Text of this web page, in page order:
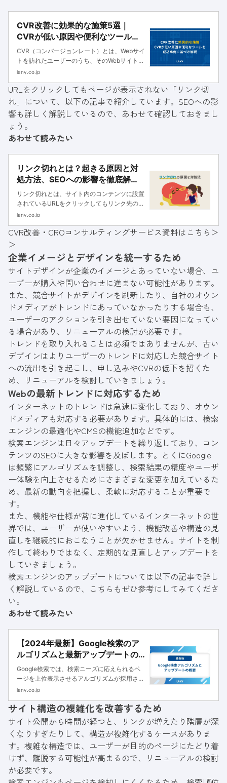
CVR改善に効果的な施策5選｜
CVRが低い原因や便利なツールを
成功事例に基づき解説
CVR（コンバージョンレート）とは、Webサイ
トを訪れたユーザーのうち、そのWebサイトの
最終成果（コンバージョン）に至ったユーザー
るものの、なかなか数字が伸びずに苦戦してい
るマーケティング担当...
lany.co.jp
URLをクリックしてもページが表示されない「リンク切
れ」について、以下の記事で紹介しています。SEOへの影
響も詳しく解説しているので、あわせて確認しておきまし
ょう。
あわせて読みたい
リンク切れとは？起きる原因と対
処方法、SEOへの影響を徹底解
説！
リンク切れとは、サイト内のコンテンツに設置
されているURLをクリックしてもリンク先のペ
ージが表示されない現象を指します。今回はリ
響について詳しく解説します。
lany.co.jp
CVR改善・CROコンサルティングサービス資料はこちら＞
＞
企業イメージとデザインを統一するため
サイトデザインが企業のイメージとあっていない場合、ユ
ーザーが購入や問い合わせに進まない可能性があります。
また、競合サイトがデザインを刷新したり、自社のオウン
ドメディアがトレンドにあっていなかったりする場合も、
ユーザーのアクションを引き出せていない要因になってい
る場合があり、リニューアルの検討が必要です。
トレンドを取り入れることは必須ではありませんが、古い
デザインはよりユーザーのトレンドに対応した競合サイト
への流出を引き起こし、申し込みやCVRの低下を招くた
め、リニューアルを検討していきましょう。
Webの最新トレンドに対応するため
インターネットのトレンドは急速に変化しており、オウン
ドメディアも対応する必要があります。具体的には、検索
エンジンの最適化やCMSの機能追加などです。
検索エンジンは日々アップデートを繰り返しており、コン
テンツのSEOに大きな影響を及ぼします。とくにGoogle
は頻繁にアルゴリズムを調整し、検索結果の精度やユーザ
ー体験を向上させるためにさまざまな変更を加えているた
め、最新の動向を把握し、柔軟に対応することが重要で
す。
また、機能や仕様が常に進化しているインターネットの世
界では、ユーザーが使いやすいよう、機能改善や構造の見
直しを継続的におこなうことが欠かせません。サイトを制
作して終わりではなく、定期的な見直しとアップデートを
していきましょう。
検索エンジンのアップデートについては以下の記事で詳し
く解説しているので、こちらもぜひ参考にしてみてくださ
い。
あわせて読みたい
【2024年最新】Google検索のア
ルゴリズムと最新アップデートの
概要を紹介
Google検索では、検索ニーズに応えられるペ
ージを上位表示させるアルゴリズムが採用され
ています。本記事ではアルゴリズムの構成要素
SEO施策を解説します。
lany.co.jp
サイト構造の複雑化を改善するため
サイト公開から時間が経つと、リンクが増えたり階層が深
くなりすぎたりして、構造が複雑化するケースがありま
す。複雑な構造では、ユーザーが目的のページにたどり着
けず、離脱する可能性が高まるので、リニューアルの検討
が必要です。